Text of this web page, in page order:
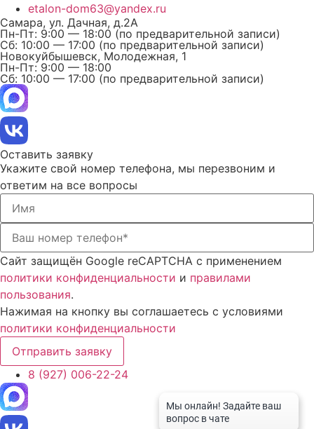
etalon-dom63@yandex.ru
Самара, ул. Дачная, д.2А
Пн-Пт: 9:00 — 18:00 (по предварительной записи)
Сб: 10:00 — 17:00 (по предварительной записи)
Новокуйбышевск, Молодежная, 1
Пн-Пт: 9:00 — 18:00
Сб: 10:00 — 17:00 (по предварительной записи)
Оставить заявку
Укажите свой номер телефона, мы перезвоним и
ответим на все вопросы
Сайт защищён Google reCAPTCHA с применением
политики конфиденциальности и правилами
пользования.
Нажимая на кнопку вы соглашаетесь с условиями
политики конфиденциальности
Отправить заявку
8 (927) 006-22-24